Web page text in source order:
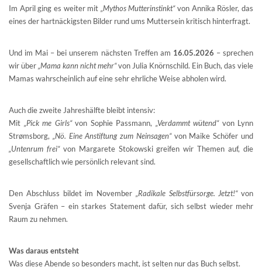
Im April ging es weiter mit „Mythos Mutterinstinkt“von Annika Rösler, das
eines der hartnäckigsten Bilder rund ums Muttersein kritisch hinterfragt.
Und im Mai – bei unserem nächsten Treffen am 16.05.2026 – sprechen
wir über„Mama kann nicht mehr“von Julia Knörnschild. Ein Buch, das viele
Mamas wahrscheinlich auf eine sehr ehrliche Weise abholen wird.
Auch die zweite Jahreshälfte bleibt intensiv:
Mit „Pick me Girls“von Sophie Passmann, „Verdammt wütend“von Lynn
Strømsborg, „Nö. Eine Anstiftung zum Neinsagen“von Maike Schöfer und
„Untenrum frei“von Margarete Stokowski greifen wir Themen auf, die
gesellschaftlich wie persönlich relevant sind.
Den Abschluss bildet im November „Radikale Selbstfürsorge. Jetzt!“von
Svenja Gräfen – ein starkes Statement dafür, sich selbst wieder mehr
Raum zu nehmen.
Was daraus entsteht
Was diese Abende so besonders macht, ist selten nur das Buch selbst.